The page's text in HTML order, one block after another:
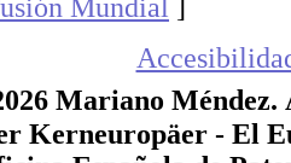
Mundial ]
Mariano Méndez.
Kerneuropäer - El